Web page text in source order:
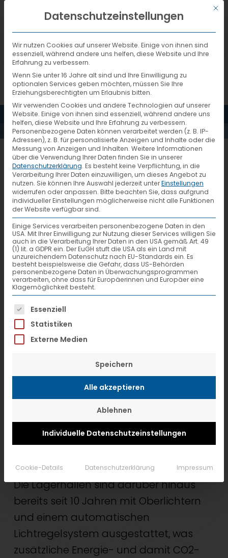
DEUTSCH
MENÜ
AKTUELLES
220.000 kg CO2 eingespart
Mit der Erweiterung des
Logistikzentrums realisierte LOXX zwei
bedeutsame Umweltprojekte: eine
Photovoltaikanlage auf den
Hallendächern und ein
Regenwasserrückhaltebeckensystem
unter den Verkehrsflächen.
Auf 10.000 m² Dachfläche sammeln
1.764 polykristalline Solarmodule das
Sonnenlicht, die gesamte
Photovoltaikanlage bringt es auf 361,62
kWp Nennleistung und rund 350.000
kWh jährlichen Energieertrag. Allein
durch die saubere Energie aus der
Photovoltaikanlage konnte LOXX im
Jahr 2009 rund 220.000 kg CO2
Die Lagerhallen sind darüber hinaus
bereits seit 10 Jahren mit Oberlichtern
und einem automatischen
Lichtregelsystem ausgestattet, was
zusätzliche Energie- und damit CO2-
Mit
Datenschutzeinstellungen
Wir nutzen Cookies auf unserer Website. Einige von ihnen sind
essenziell, während andere uns helfen, diese Website und Ihre
Erfahrung zu verbessern.
Wenn Sie unter 16 Jahre alt sind und Ihre Einwilligung zu
optionalen Services geben möchten, müssen Sie Ihre
Erziehungsberechtigten um Erlaubnis bitten.
Wir verwenden Cookies und andere Technologien auf unserer
Website. Einige von ihnen sind essenziell, während andere uns
helfen, diese Website und Ihre Erfahrung zu verbessern.
Personenbezogene Daten können verarbeitet werden (z. B. IP-
Adressen), z. B. für personalisierte Anzeigen und Inhalte oder die
Messung von Anzeigen und Inhalten. Weitere Informationen
über die Verwendung Ihrer Daten finden Sie in unserer
Datenschutzerklärung. Es besteht keine Verpflichtung, in die
Verarbeitung Ihrer Daten einzuwilligen, um dieses Angebot zu
nutzen. Sie können Ihre Auswahl jederzeit unterEinstellungen
widerrufen oder anpassen. Bitte beachten Sie, dass aufgrund
individueller Einstellungen möglicherweise nicht alle Funktionen
der Website verfügbar sind.
Einige Services verarbeiten personenbezogene Daten in den
USA. Mit Ihrer Einwilligung zur Nutzung dieser Services willigen Sie
auch in die Verarbeitung Ihrer Daten in den USA gemäß Art. 49
(1) lit. a GDPR ein. Der EuGH stuft die USA als ein Land mit
unzureichendem Datenschutz nach EU-Standards ein. Es
besteht beispielsweise die Gefahr, dass US-Behörden
personenbezogene Daten in Überwachungsprogrammen
verarbeiten, ohne dass für Europäerinnen und Europäer eine
Klagemöglichkeit besteht.
Es folgt eine Liste der Service-Gruppen,
Essenziell
Statistiken
Externe Medien
Speichern
Alle akzeptieren
Ablehnen
Individuelle Datenschutzeinstellungen
Cookie-Details Datenschutzerklärung Impressum